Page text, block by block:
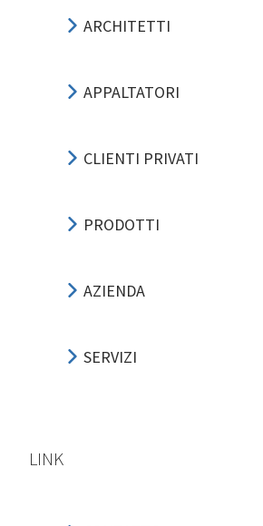
ARCHITETTI
APPALTATORI
CLIENTI PRIVATI
PRODOTTI
AZIENDA
SERVIZI
LINK